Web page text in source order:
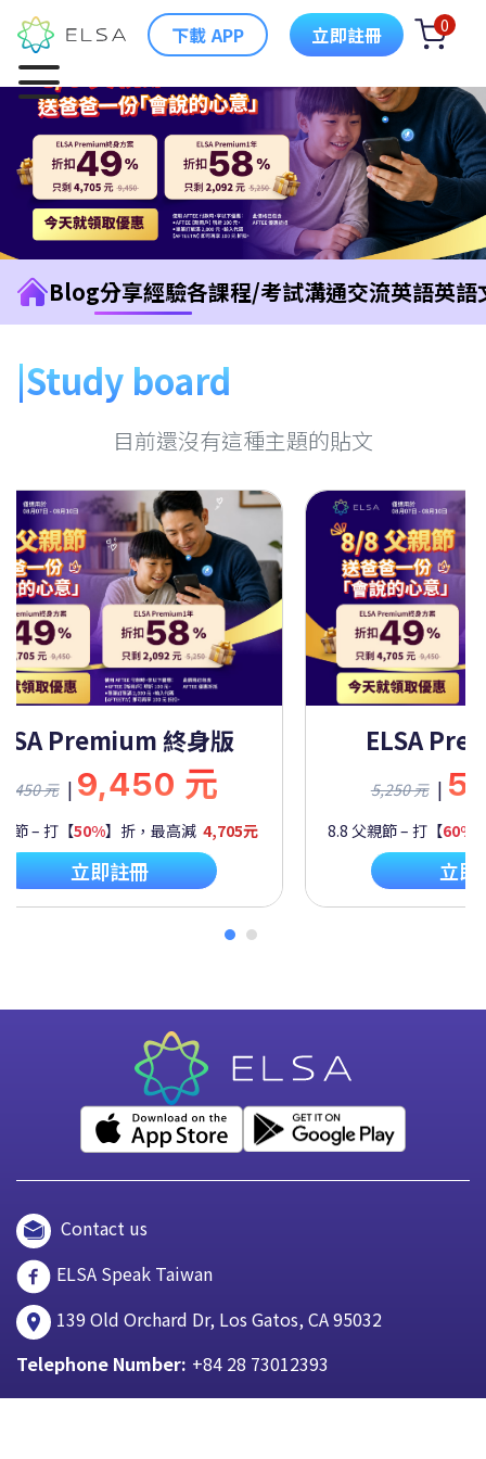
下載 APP 立即註冊 0
Blog分享經驗各課程/考試溝通交流英語英語
Study board
目前還沒有這種主題的貼文
Premium 終身版
9,450 元 | 9,450 元
節 – 打【50%】折，最高減 4,705元
立即註冊
ELSA
5,250 元 |
8.8 父親節 – 打【60%
立即
Contact us
ELSA Speak Taiwan
139 Old Orchard Dr, Los Gatos, CA 95032
Telephone Number: +84 28 73012393